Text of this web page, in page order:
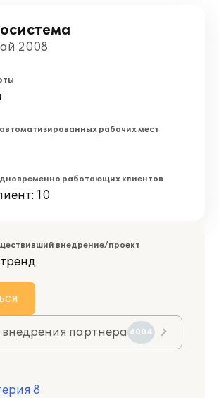
2008
рабочих мест
работающих клиентов
10
внедрение/проект
внедрения партнера 6004
8